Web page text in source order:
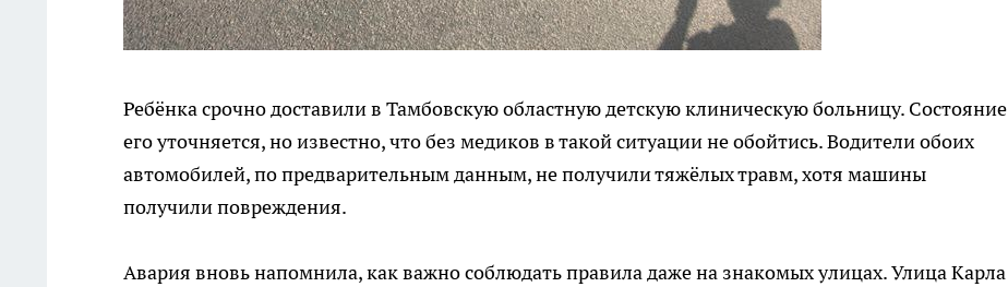
Ребёнка срочно доставили в Тамбовскую областную детскую клиническую больницу. Состояние
его уточняется, но известно, что без медиков в такой ситуации не обойтись. Водители обоих
автомобилей, по предварительным данным, не получили тяжёлых травм, хотя машины
получили повреждения.
Авария вновь напомнила, как важно соблюдать правила даже на знакомых улицах. Улица Карла